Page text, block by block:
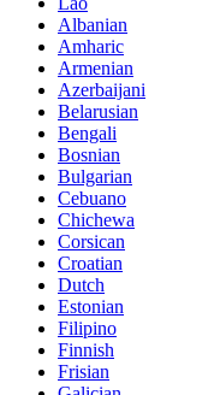
Albanian
Amharic
Armenian
Azerbaijani
Belarusian
Bengali
Bosnian
Bulgarian
Cebuano
Chichewa
Corsican
Croatian
Dutch
Estonian
Filipino
Finnish
Frisian